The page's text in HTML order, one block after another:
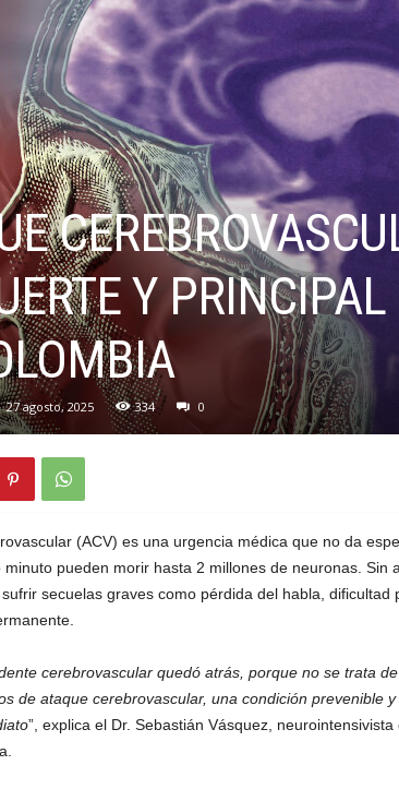
Y
27 agosto, 2025 334 0
(ACV) es una urgencia médica que no da
minuto pueden morir hasta 2 millones de neuronas. Sin
secuelas graves como pérdida del habla, dificultad
cerebrovascular quedó atrás, porque no se trata
de ataque cerebrovascular, una condición prevenible
”, explica el Dr. Sebastián Vásquez,